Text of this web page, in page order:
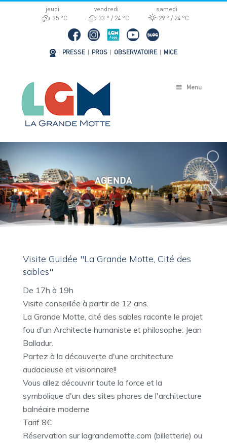
jeudi
35 °C
vendredi
33 °
24 °C
samedi
29 °
24 °C
PRESSE PROS OBSERVATOIRE MICE
Menu
Visite Guidée "La Grande Motte, Cité des
sables"
De 17h à 19h
Visite conseillée à partir de 12 ans.
La Grande Motte, cité des sables raconte le projet
fou d'un Architecte humaniste et philosophe: Jean
Balladur.
Partez à la découverte d'une architecture
audacieuse et visionnaire!!
Vous allez découvrir toute la force et la
symbolique d'un des sites phares de l'architecture
balnéaire moderne
Tarif 8€
Réservation sur lagrandemotte.com (billetterie) ou